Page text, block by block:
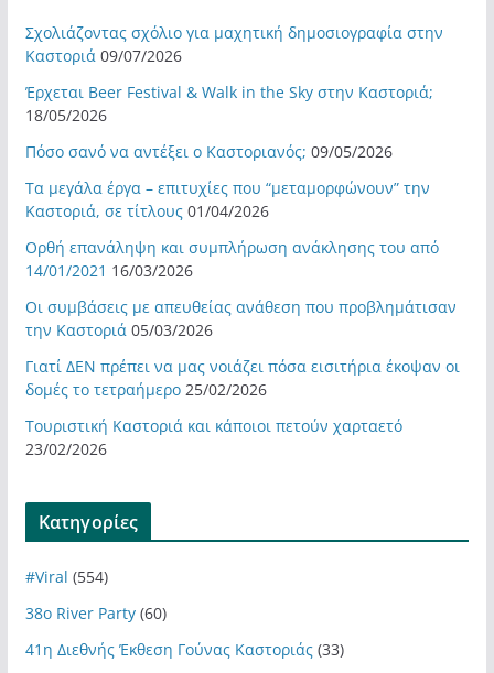
Σχολιάζοντας σχόλιο για μαχητική δημοσιογραφία στην
Καστοριά 09/07/2026
Έρχεται Beer Festival & Walk in the Sky στην Καστοριά;
18/05/2026
Πόσο σανό να αντέξει ο Καστοριανός; 09/05/2026
Τα μεγάλα έργα – επιτυχίες που “μεταμορφώνουν” την
Καστοριά, σε τίτλους 01/04/2026
Ορθή επανάληψη και συμπλήρωση ανάκλησης του από
14/01/2021 16/03/2026
Οι συμβάσεις με απευθείας ανάθεση που προβλημάτισαν
την Καστοριά 05/03/2026
Γιατί ΔΕΝ πρέπει να μας νοιάζει πόσα εισιτήρια έκοψαν οι
δομές το τετραήμερο 25/02/2026
Τουριστική Καστοριά και κάποιοι πετούν χαρταετό
23/02/2026
Kατηγορίες
#Viral (554)
38ο River Party(60)
41η Διεθνής Έκθεση Γούνας Καστοριάς(33)